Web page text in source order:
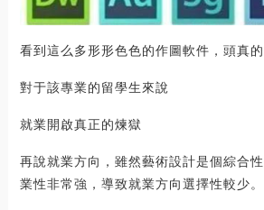
看到這么多形形色色的作圖軟件，頭真的
對于該專業的留學生來說
就業開啟真正的煉獄
再說就業方向，雖然藝術設計是個綜合
業性非常強，導致就業方向選擇性較少。